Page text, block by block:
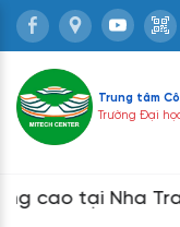
Trung tâm
Trường Đại
tại Nha Trang